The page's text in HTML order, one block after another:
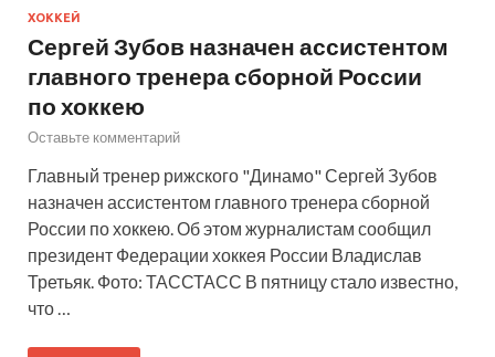
ХОККЕЙ
Сергей Зубов назначен ассистентом
главного тренера сборной России
по хоккею
Оставьте комментарий
Главный тренер рижского "Динамо" Сергей Зубов
назначен ассистентом главного тренера сборной
России по хоккею. Об этом журналистам сообщил
президент Федерации хоккея России Владислав
Третьяк. Фото: ТАССТАСС В пятницу стало известно,
что …